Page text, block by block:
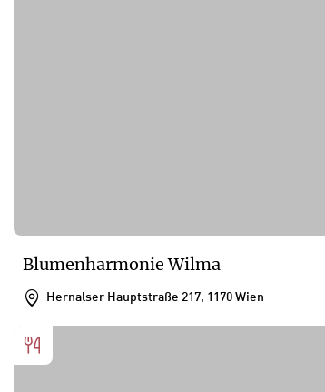
Blumenharmonie Wilma
Hernalser Hauptstraße 217, 1170 Wien